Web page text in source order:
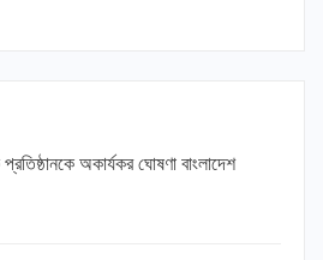
অকার্যকর ঘোষণা বাংলাদেশ